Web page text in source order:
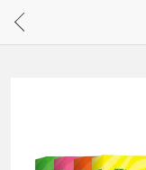
请通过微信或支付宝